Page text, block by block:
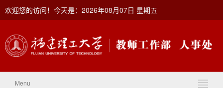
欢迎您的访问！今天是：2026年08月07日 星期五
Menu